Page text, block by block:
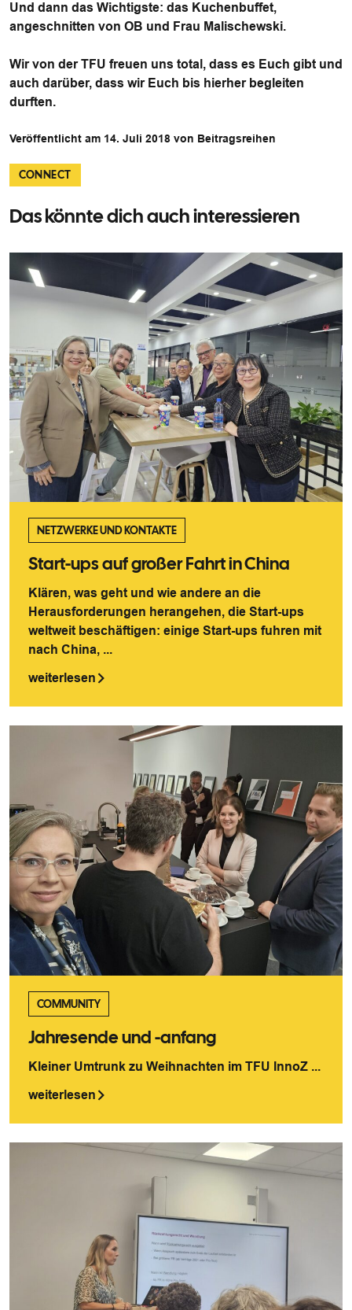
Und dann das Wichtigste: das Kuchenbuffet,
angeschnitten von OB und Frau Malischewski.
Wir von der TFU freuen uns total, dass es Euch gibt und
auch darüber, dass wir Euch bis hierher begleiten
durften.
Veröffentlicht am 14. Juli 2018 von Beitragsreihen
CONNECT
Das könnte dich auch interessieren
NETZWERKE UND KONTAKTE
Start-ups auf großer Fahrt in China
Klären, was geht und wie andere an die
Herausforderungen herangehen, die Start-ups
weltweit beschäftigen: einige Start-ups fuhren mit
nach China, ...
weiterlesen
COMMUNITY
Jahresende und -anfang
Kleiner Umtrunk zu Weihnachten im TFU InnoZ ...
weiterlesen